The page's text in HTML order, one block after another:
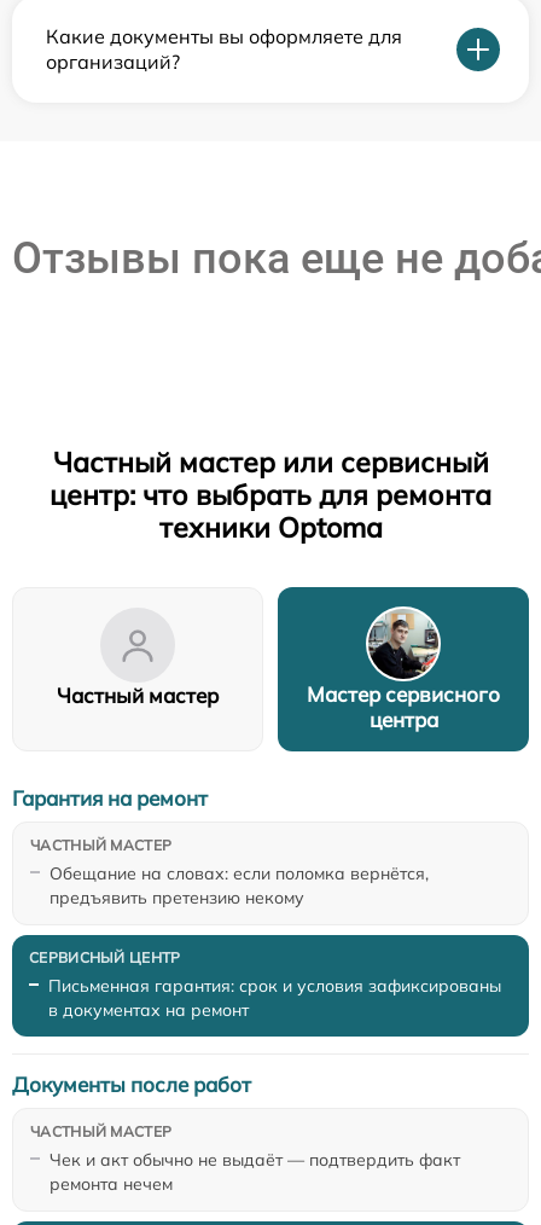
Какие документы вы оформляете для
организаций?
Отзывы пока еще не
Частный мастер или сервисный
центр: что выбрать для ремонта
техники Optoma
Частный мастер
Мастер сервисного
центра
Обещание на словах: если поломка вернётся,
предъявить претензию некому
Гарантия на ремонт
Письменная гарантия: срок и условия зафиксированы
в документах на ремонт
Чек и акт обычно не выдаёт — подтвердить факт
ремонта нечем
Документы после работ